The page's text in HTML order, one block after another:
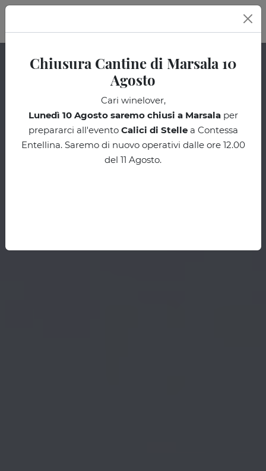
IT
Chiusura Cantine di Marsala 10
Agosto
Cari winelover,
Lunedì 10 Agosto saremo chiusi a Marsalaper
prepararci all'evento Calici di Stelle a Contessa
Entellina. Saremo di nuovo operativi dalle ore 12.00
del 11 Agosto.